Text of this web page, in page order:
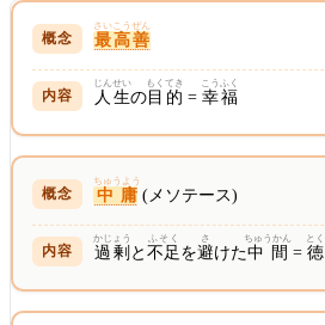
最高善
さいこうぜん
人生
じんせい
の 目的
もくてき
=幸福
こうふく
中庸
ちゅうよう
(メソテース)
過剰
かじょう
と不足
ふそく
を避
さ
けた中間
ちゅうかん
=徳
とく